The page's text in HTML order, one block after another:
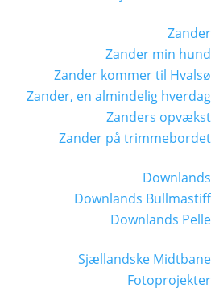
Zander
Zander min hund
Zander kommer til Hvalsø
Zander, en almindelig hverdag
Zanders opvækst
Zander på trimmebordet
Downlands
Downlands Bullmastiff
Downlands Pelle
Sjællandske Midtbane
Fotoprojekter